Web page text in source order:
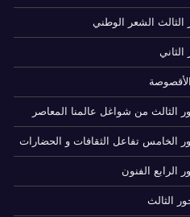
الشعر الوطني
الثالث من شواغل عالمنا المعاصر
الخامس تفاعل الثقافات و الحضارات
الرابع الفنون
الثالث